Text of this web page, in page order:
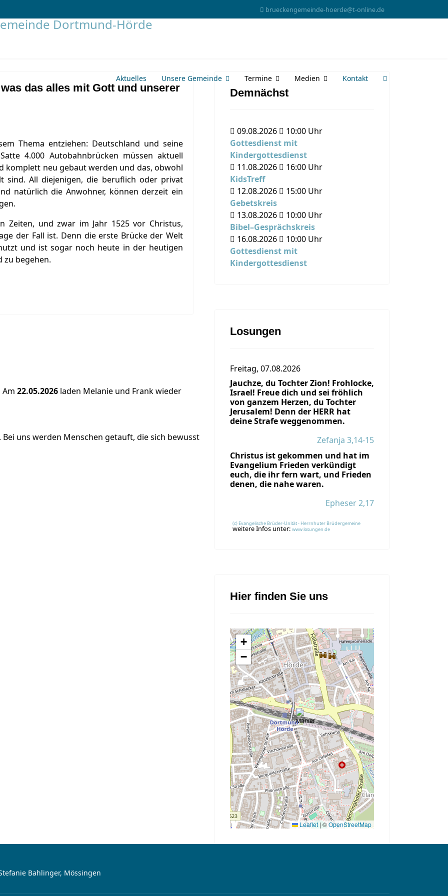
brueckengemeinde-hoerde@t-online.de
Aktuelles Unsere Gemeinde Termine Medien Kontakt
das alles mit Gott und unserer
Thema entziehen: Deutschland und seine
4.000 Autobahnbrücken müssen aktuell
neu gebaut werden und das, obwohl
sind. All diejenigen, die beruflich oder privat
natürlich die Anwohner, können derzeit ein
Zeiten, und zwar im Jahr 1525 vor Christus,
der Fall ist. Denn die erste Brücke der Welt
und ist sogar noch heute in der heutigen
zu begehen.
Am 22.05.2026 laden Melanie und Frank wieder
uns werden Menschen getauft, die sich bewusst
Demnächst
09.08.2026 10:00 Uhr
Gottesdienst mit
Kindergottesdienst
11.08.2026
16:00 Uhr
KidsTreff
12.08.2026
15:00 Uhr
Gebetskreis
13.08.2026
10:00 Uhr
Bibel–Gesprächskreis
16.08.2026
10:00 Uhr
Gottesdienst mit
Kindergottesdienst
Losungen
Freitag, 07.08.2026
Jauchze, du Tochter Zion! Frohlocke,
Israel! Freue dich und sei fröhlich
von ganzem Herzen, du Tochter
Jerusalem! Denn der HERR hat
deine Strafe weggenommen.
Zefanja 3,14-15
Christus ist gekommen und hat im
Evangelium Frieden verkündigt
euch, die ihr fern wart, und Frieden
denen, die nahe waren.
Epheser 2,17
(c) Evangelische Brüder-Unität - Herrnhuter Brüdergemeine
weitere Infos unter: www.losungen.de
Hier finden Sie uns
+
−
Leaflet | ©OpenStreetMap
Bahlinger, Mössingen